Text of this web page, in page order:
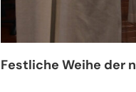
Festliche Weihe der